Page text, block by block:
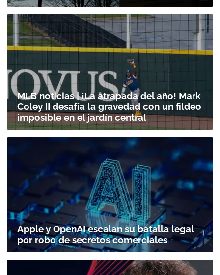
MLB noticias | ¡La atrapada del año! Mark
Coley II desafía la gravedad con un fildeo
imposible en el jardín central
Apple y OpenAI escalan su batalla legal
por robo de secretos comerciales